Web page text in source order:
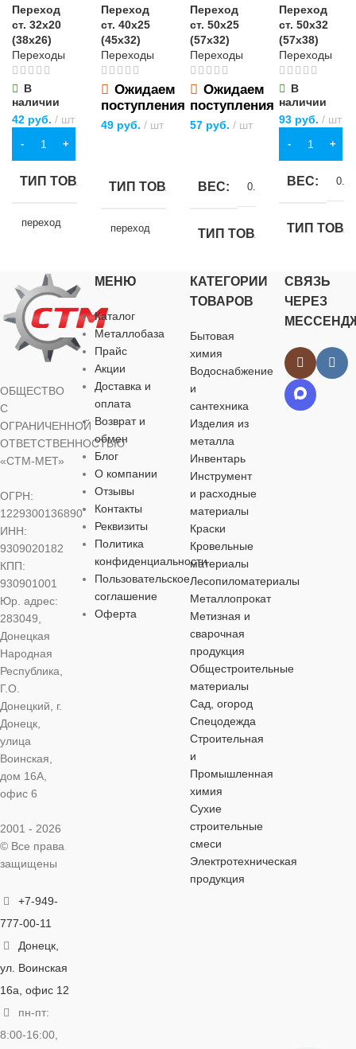
Переход
ст. 32х20
(38х26)
Переходы
В
наличии
42 руб. шт
В КОРЗИНУ
ТИП ТОВАРА
переход
для водоснабжения
газоснабжения,для
отопления
Сталь
ДИАМЕТР
ТИП
ПРИСОЕДИНЕНИЯ
сварное
Переход
ст. 40х25
(45х32)
Переходы
Ожидаем
поступления
49 руб. шт
ТИП ТОВАРА
переход
для водоснабжения
газоснабжения
МАТЕРИАЛ
ДИАМЕТР
25 мм,40 мм
ПРИСОЕДИНЕНИЯ
сварное
Переход
ст. 50х25
(57х32)
Переходы
Ожидаем
поступления
57 руб. шт
ВЕС 0.2 кг
ТИП ТОВАРА
переход
НАЗНАЧЕНИЕ
для водоснабжения ,для
газоснабжения,
для
МАТЕРИАЛ
ДИАМЕТР
ТИП
ПРИСОЕДИНЕНИЯ
Переход
ст. 50х32
(57х38)
Переходы
В
наличии
93 руб. шт
В КОРЗИНУ
ВЕС
ТИП
для
отопления
ОБЩЕСТВО
С
ОГРАНИЧЕННОЙ
ОТВЕТСТВЕННОСТЬЮ
«СТМ-МЕТ»
ОГРН:
1229300136890
ИНН:
9309020182
КПП:
930901001
Юр. адрес:
283049,
Донецкая
Народная
Республика,
Г.О.
Донецкий, г.
Донецк,
улица
Воинская,
дом 16А,
офис 6
2001 - 2026
© Все права
защищены
+7-949-
777-00-11
Донецк,
ул. Воинская
16а, офис 12
пн-пт:
8:00-16:00,
МЕНЮ
Каталог
Металлобаза
Прайс
Акции
Доставка и
оплата
Возврат и
обмен
Блог
О компании
Отзывы
Контакты
Реквизиты
Политика
конфиденциальности
Пользовательское
соглашение
Оферта
КАТЕГОРИИ
ТОВАРОВ
Бытовая
химия
Водоснабжение
и
сантехника
Изделия из
металла
Инвентарь
Инструмент
и расходные
материалы
Краски
Кровельные
материалы
Лесопиломатериалы
Металлопрокат
Метизная и
сварочная
продукция
Общестроительные
материалы
Сад, огород
Спецодежда
Строительная
и
Промышленная
химия
Сухие
строительные
смеси
Электротехническая
продукция
СВЯЗЬ
ЧЕРЕЗ